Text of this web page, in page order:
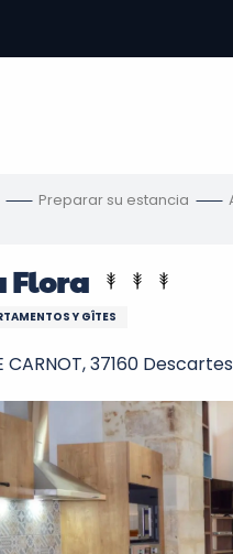
Preparar su estancia
Flora
Y GÎTES
CARNOT, 37160 Descartes